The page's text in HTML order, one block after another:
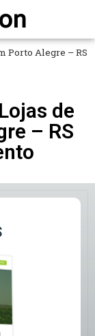
Porto Alegre – RS
de
– RS